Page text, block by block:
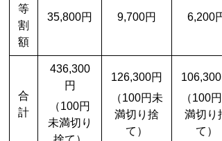
等
割
額
35,800円 9,700円 6,200円
合
計
436,300
円
（100円
未満切り
126,300円
（100円未
満切り捨
て）
106,300
（100円
満切り
て）